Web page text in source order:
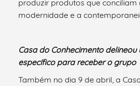
produzir produtos que
modernidade e a
Casa do Conhecimento delineou
específico para receber o grupo
Também no dia 9 de abril, a